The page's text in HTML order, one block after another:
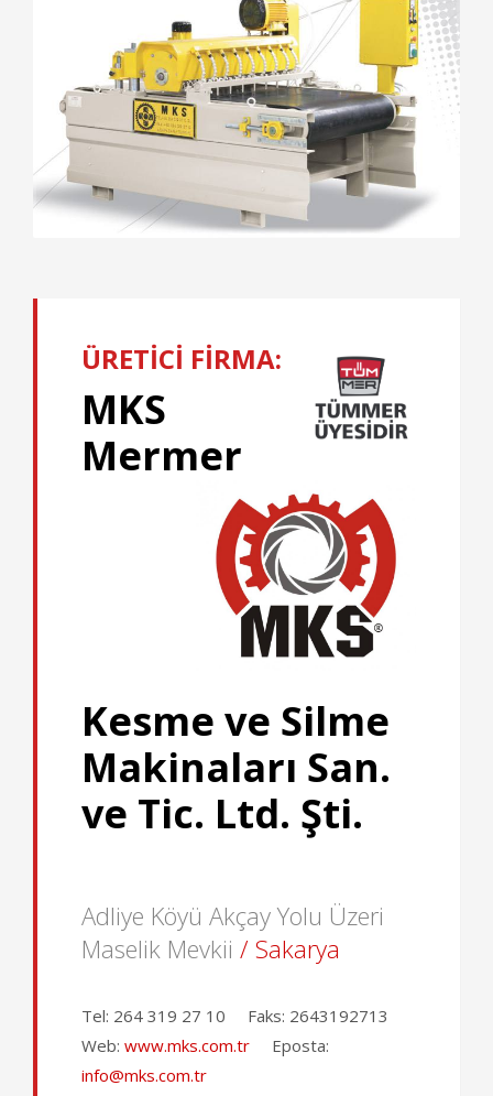
ÜRETİCİ FİRMA:
MKS
Mermer
Kesme ve Silme
Makinaları San.
ve Tic. Ltd. Şti.
Adliye Köyü Akçay Yolu Üzeri
Maselik Mevkii / Sakarya
Tel: 264 319 27 10 Faks: 2643192713
Web: www.mks.com.tr Eposta:
info@mks.com.tr